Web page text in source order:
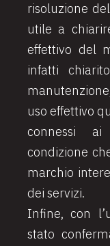
risoluzione
utile a
effettivo del
infatti
uso effettivo
connessi ai
condizione
marchio
dei servizi.
Infine, con
stato